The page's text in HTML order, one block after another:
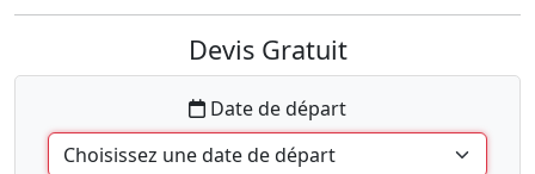
Devis Gratuit
Date de départ